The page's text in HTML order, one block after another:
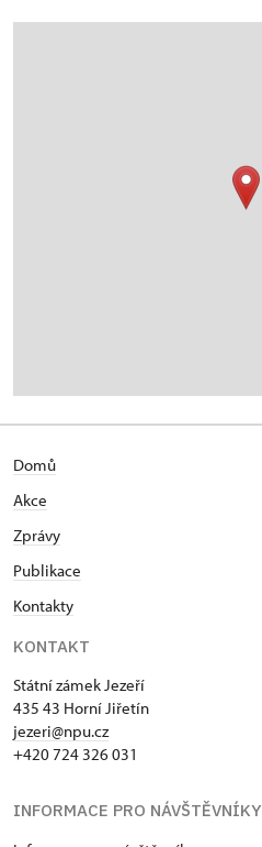
Domů
Akce
Zprávy
Publikace
Kontakty
KONTAKT
Státní zámek Jezeří
435 43 Horní Jiřetín
jezeri@npu.cz
+420 724 326 031
INFORMACE PRO NÁVŠTĚVNÍKY